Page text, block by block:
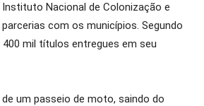
Nacional de Colonização e
com os municípios. Segundo
mil títulos entregues em seu
um passeio de moto, saindo do